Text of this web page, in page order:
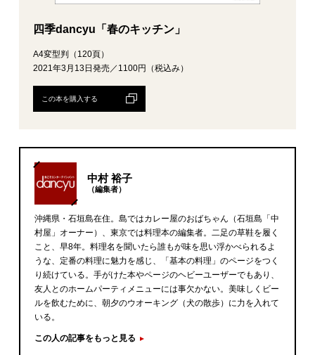
四季dancyu「春のキッチン」
A4変型判（120頁）
2021年3月13日発売／1100円（税込み）
この本を購入する
中村 裕子
（編集者）
沖縄県・石垣島在住。島ではカレー屋のおばちゃん（石垣島「中
村屋」オーナー）、東京では料理本の編集者。二足の草鞋を履く
こと、早8年。料理名を聞いたら誰もが味を思い浮かべられるよ
うな、定番の料理に魅力を感じ、「基本の料理」のページをつく
り続けている。手がけた本やページのヘビーユーザーでもあり、
友人とのホームパーティメニューには事欠かない。美味しくビー
ルを飲むために、朝夕のウオーキング（犬の散歩）に力を入れて
いる。
この人の記事をもっと見る